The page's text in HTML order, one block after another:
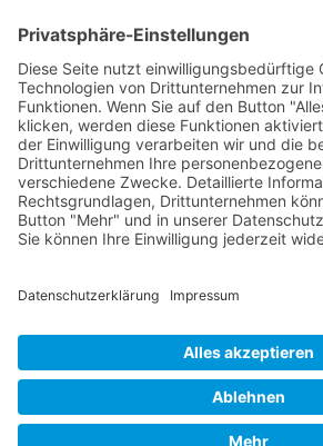
Verhandeln statt Streiten: Wie Sie
konstruktiv lösen
Mediationsblog
© 2026 Frank Hartung Ihr Mediator bei
263 Bewertungen auf ProvenExpert.com